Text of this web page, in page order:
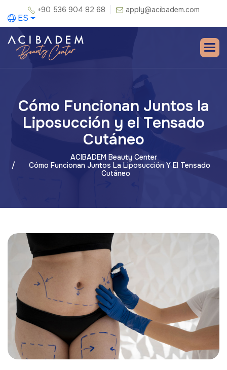
+90 536 904 82 68 apply@acibadem.com
ES
Cómo Funcionan Juntos la
Liposucción y el Tensado
Cutáneo
ACIBADEM Beauty Center
Cómo Funcionan Juntos La Liposucción Y El Tensado
Cutáneo